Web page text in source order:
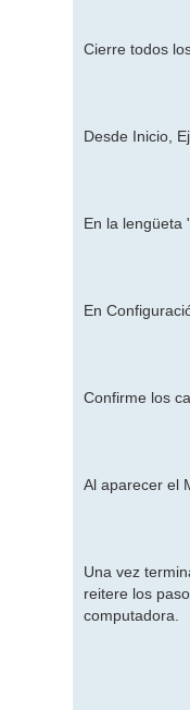
Cierre todos
Desde Inicio,
En la lengüeta
En
Confirme los
Al aparecer el
Una vez
reitere los
computadora.